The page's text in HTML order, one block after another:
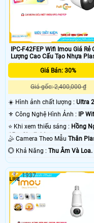
IPC-F42FEP Wifi Imou Giá Rẻ
Lượng Cao Cấu Tạo Nhựa
Giá Bán: 30%
Giá gốc: 2,400,000 ₫
☀️ Hình ảnh chất lượng : Ultra
⚜️ Công Nghệ Hình Ảnh :
IP
⭐ Khi xem thiếu sáng : Hồng
15m Starlight.
🤹 Camera Theo Mẫu Thân
️💮 Khả Năng : Thu Âm Và Loa.
1937